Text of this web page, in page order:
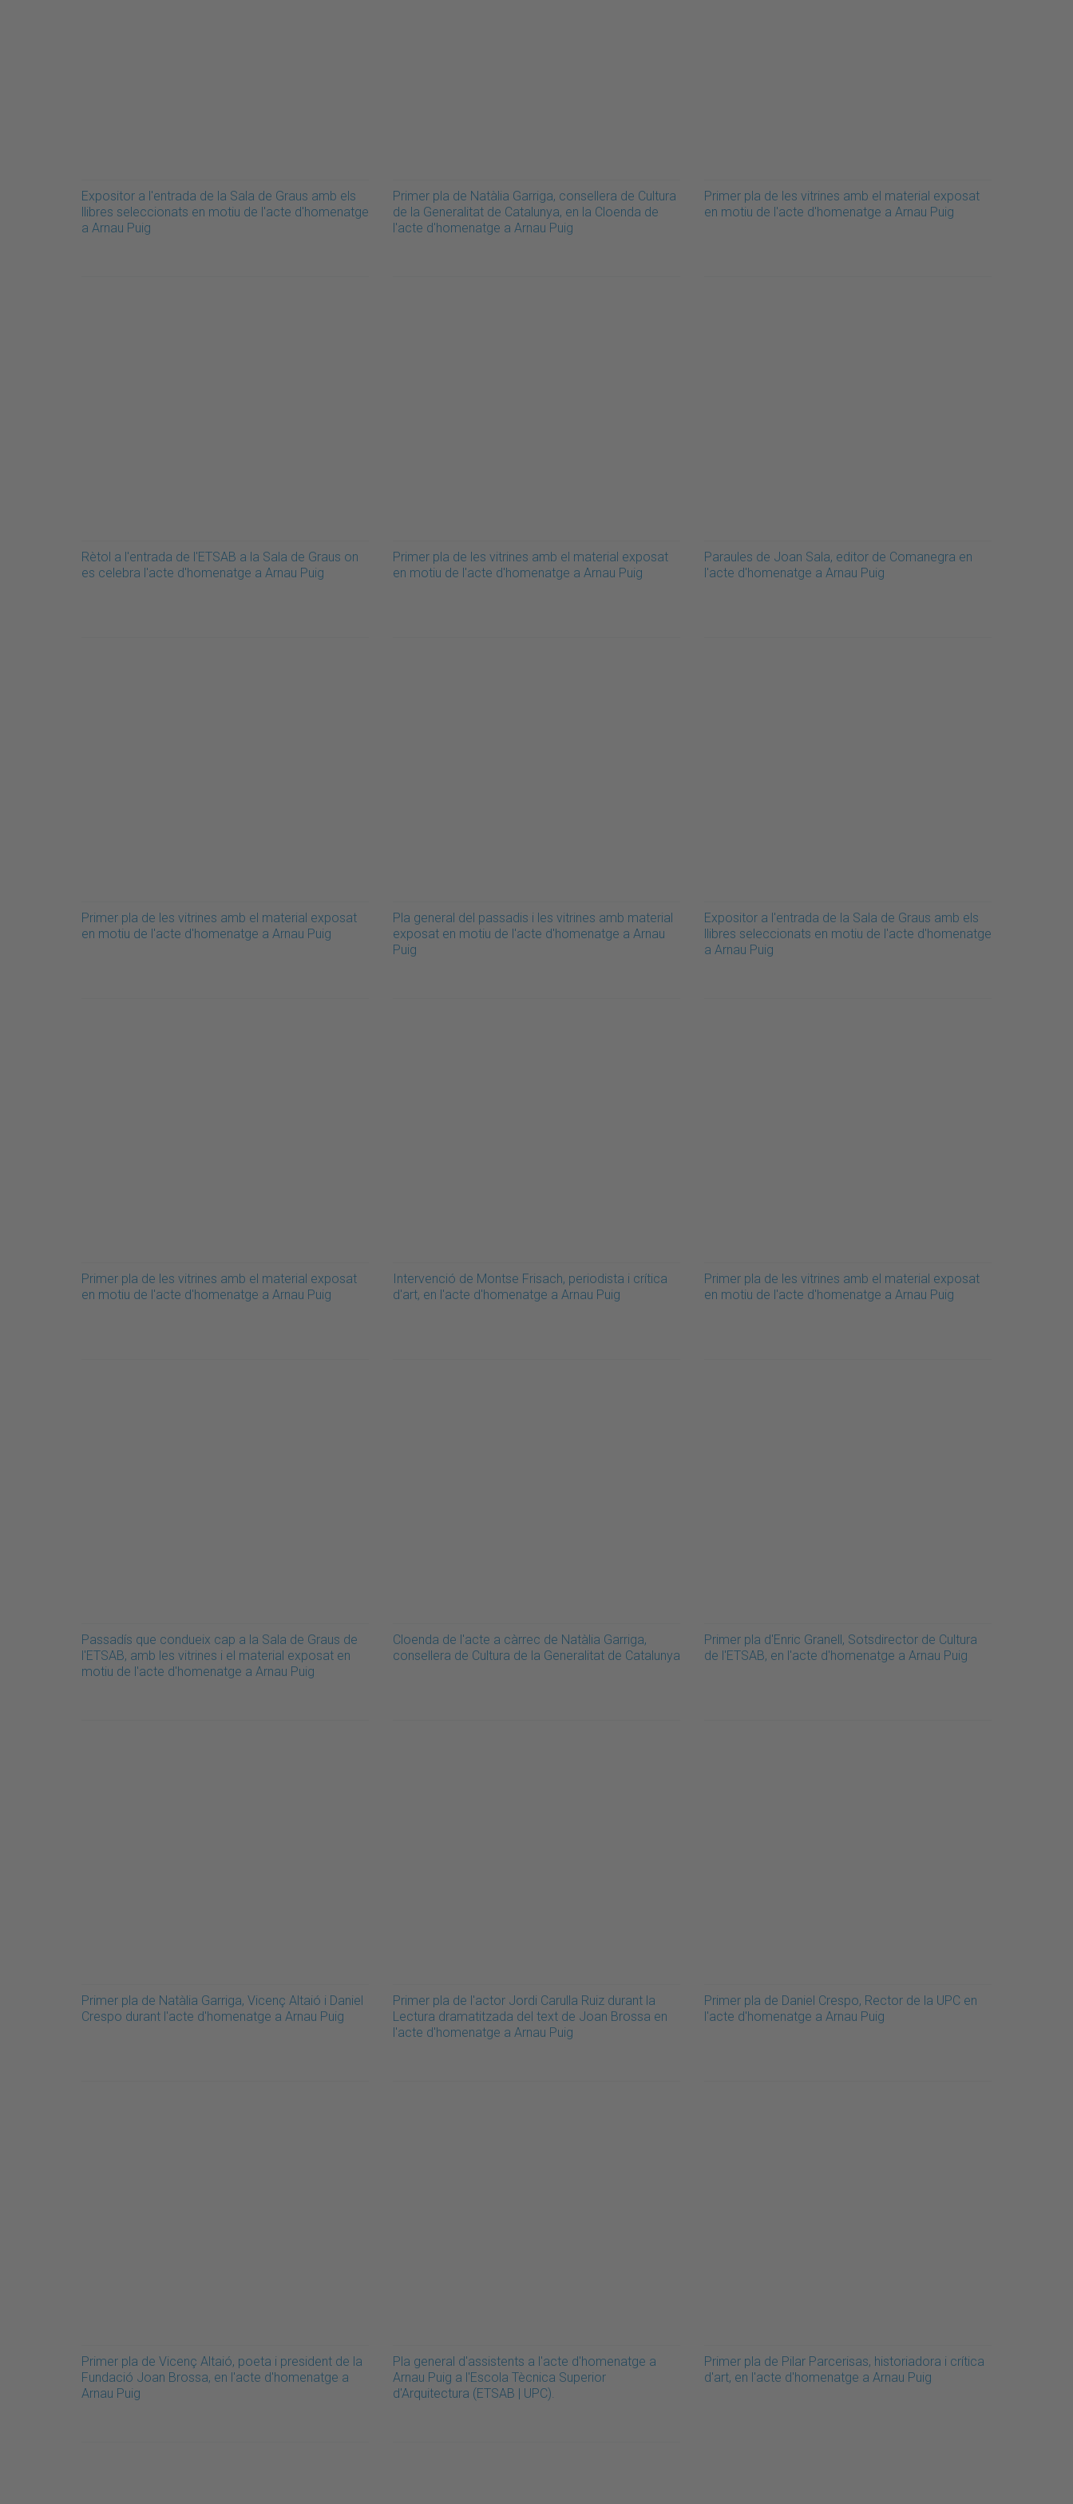
Expositor a l'entrada de la Sala de Graus amb els
llibres seleccionats en motiu de l'acte d'homenatge
a Arnau Puig
Primer pla de Natàlia Garriga, consellera de Cultura
de la Generalitat de Catalunya, en la Cloenda de
l'acte d'homenatge a Arnau Puig
Primer pla de les vitrines amb el material exposat
en motiu de l'acte d'homenatge a Arnau Puig
Rètol a l'entrada de l'ETSAB a la Sala de Graus on
es celebra l'acte d'homenatge a Arnau Puig
Primer pla de les vitrines amb el material exposat
en motiu de l'acte d'homenatge a Arnau Puig
Paraules de Joan Sala, editor de Comanegra en
l'acte d'homenatge a Arnau Puig
Primer pla de les vitrines amb el material exposat
en motiu de l'acte d'homenatge a Arnau Puig
Pla general del passadis i les vitrines amb material
exposat en motiu de l'acte d'homenatge a Arnau
Puig
Expositor a l'entrada de la Sala de Graus amb els
llibres seleccionats en motiu de l'acte d'homenatge
a Arnau Puig
Primer pla de les vitrines amb el material exposat
en motiu de l'acte d'homenatge a Arnau Puig
Intervenció de Montse Frisach, periodista i crítica
d'art, en l'acte d'homenatge a Arnau Puig
Primer pla de les vitrines amb el material exposat
en motiu de l'acte d'homenatge a Arnau Puig
Passadís que condueix cap a la Sala de Graus de
l'ETSAB, amb les vitrines i el material exposat en
motiu de l'acte d'homenatge a Arnau Puig
Cloenda de l'acte a càrrec de Natàlia Garriga,
consellera de Cultura de la Generalitat de Catalunya
Primer pla d'Enric Granell, Sotsdirector de Cultura
de l'ETSAB, en l'acte d'homenatge a Arnau Puig
Primer pla de Natàlia Garriga, Vicenç Altaió i Daniel
Crespo durant l'acte d'homenatge a Arnau Puig
Primer pla de l'actor Jordi Carulla Ruiz durant la
Lectura dramatitzada del text de Joan Brossa en
l'acte d'homenatge a Arnau Puig
Primer pla de Daniel Crespo, Rector de la UPC en
l'acte d'homenatge a Arnau Puig
Primer pla de Vicenç Altaió, poeta i president de la
Fundació Joan Brossa, en l'acte d'homenatge a
Arnau Puig
Pla general d'assistents a l'acte d'homenatge a
Arnau Puig a l'Escola Tècnica Superior
d'Arquitectura (ETSAB | UPC).
Primer pla de Pilar Parcerisas, historiadora i crítica
d'art, en l'acte d'homenatge a Arnau Puig